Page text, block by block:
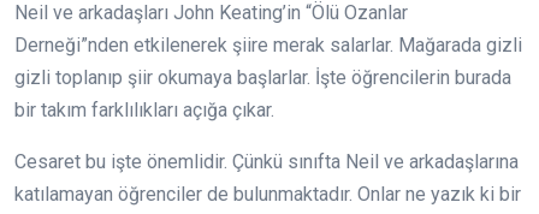
Neil ve arkadaşları John Keating’in “Ölü Ozanlar
Derneği”nden etkilenerek şiire merak salarlar. Mağarada gizli
gizli toplanıp şiir okumaya başlarlar. İşte öğrencilerin burada
bir takım farklılıkları açığa çıkar.
Cesaret bu işte önemlidir. Çünkü sınıfta Neil ve arkadaşlarına
katılamayan öğrenciler de bulunmaktadır. Onlar ne yazık ki bir